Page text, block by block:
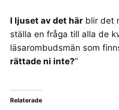
I ljuset av det här blir det
ställa en fråga till alla de
läsarombudsmän som
rättade ni inte?”
Relaterade